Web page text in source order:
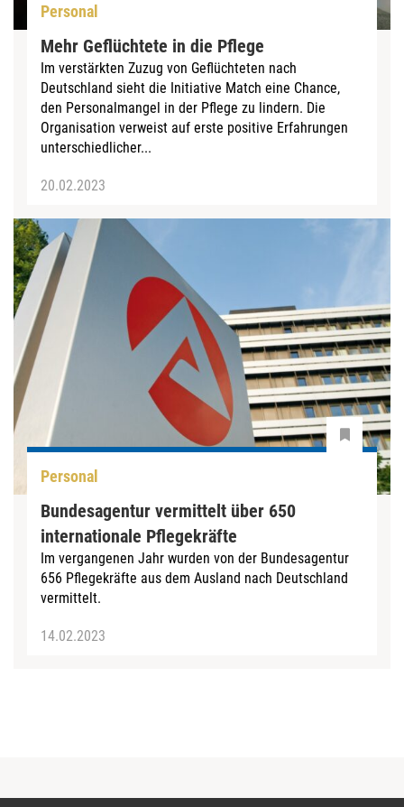
Personal
Mehr Geflüchtete in die Pflege
Im verstärkten Zuzug von Geflüchteten nach
Deutschland sieht die Initiative Match eine Chance,
den Personalmangel in der Pflege zu lindern. Die
Organisation verweist auf erste positive Erfahrungen
unterschiedlicher...
20.02.2023
Personal
Bundesagentur vermittelt über 650
internationale Pflegekräfte
Im vergangenen Jahr wurden von der Bundesagentur
656 Pflegekräfte aus dem Ausland nach Deutschland
vermittelt.
14.02.2023